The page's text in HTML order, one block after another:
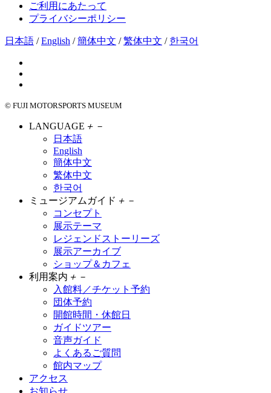
ご利用にあたって
プライバシーポリシー
日本語 /English /簡体中文 /繁体中文 / 한국어
© FUJI MOTORSPORTS MUSEUM
LANGUAGE ＋ －
日本語
English
簡体中文
繁体中文
한국어
ミュージアムガイド ＋ －
コンセプト
展示テーマ
レジェンドストーリーズ
展示アーカイブ
ショップ＆カフェ
利用案内 ＋ －
入館料／チケット予約
団体予約
開館時間・休館日
ガイドツアー
音声ガイド
よくあるご質問
館内マップ
アクセス